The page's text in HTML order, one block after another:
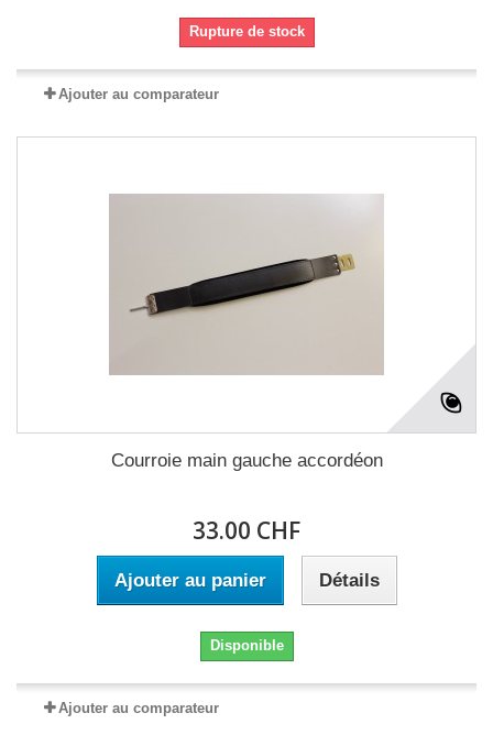
Rupture de stock
Ajouter au comparateur
Courroie main gauche accordéon
33.00 CHF
Ajouter au panier Détails
Disponible
Ajouter au comparateur